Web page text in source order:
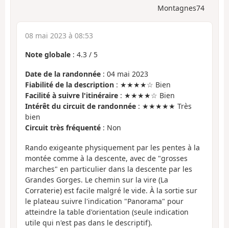
Montagnes74
08 mai 2023 à 08:53
Note globale : 4.3 / 5
Date de la randonnée : 04 mai 2023
Fiabilité de la description : ★★★★☆ Bien
Facilité à suivre l'itinéraire : ★★★★☆ Bien
Intérêt du circuit de randonnée : ★★★★★ Très
bien
Circuit très fréquenté : Non
Rando exigeante physiquement par les pentes à la
montée comme à la descente, avec de "grosses
marches" en particulier dans la descente par les
Grandes Gorges. Le chemin sur la vire (La
Corraterie) est facile malgré le vide. À la sortie sur
le plateau suivre l'indication "Panorama" pour
atteindre la table d'orientation (seule indication
utile qui n'est pas dans le descriptif).